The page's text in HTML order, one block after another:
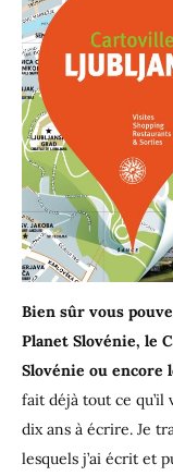
Bien sûr vous
Planet Slovénie, le
Slovénie ou encore
fait déjà tout ce qu’il
dix ans à écrire. Je
lesquels j’ai écrit et